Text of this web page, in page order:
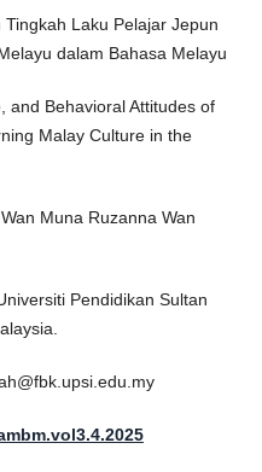
Laku Pelajar Jepun
dalam Bahasa Melayu
and Behavioral Attitudes of
Malay Culture in the
Muna Ruzanna Wan
Pendidikan Sultan